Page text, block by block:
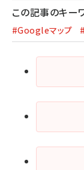
この記事のキー
#Googleマップ